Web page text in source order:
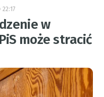
22:17
w
może stracić